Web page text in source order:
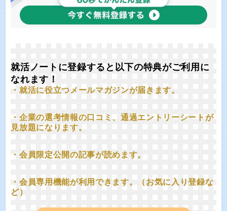
就活ノートに登録すると以下の特典がご利用に
なれます！
・就活に役立つメールマガジンが届きます。
・企業の選考情報の口コミ、通過エントリーシートが
見放題になります。
・会員限定公開の記事が読めます。
・会員専用機能が利用できます。（お気に入り登録な
ど）